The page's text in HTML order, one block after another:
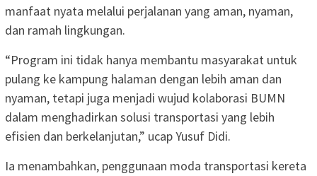
manfaat nyata melalui perjalanan yang aman, nyaman,
dan ramah lingkungan.
“Program ini tidak hanya membantu masyarakat untuk
pulang ke kampung halaman dengan lebih aman dan
nyaman, tetapi juga menjadi wujud kolaborasi BUMN
dalam menghadirkan solusi transportasi yang lebih
efisien dan berkelanjutan,” ucap Yusuf Didi.
Ia menambahkan, penggunaan moda transportasi kereta